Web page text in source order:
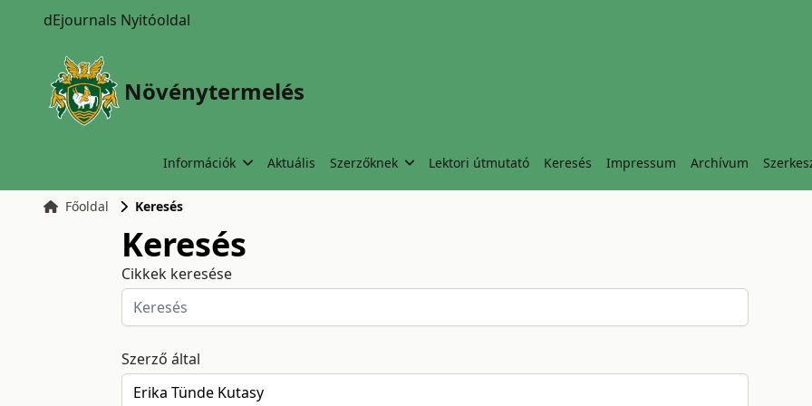
dEjournals Nyitóoldal
Növénytermelés
Információk Aktuális Szerzőknek Lektori útmutató Keresés Impressum Archívum
Főoldal Keresés
Keresés
Cikkek keresése
Szerző által